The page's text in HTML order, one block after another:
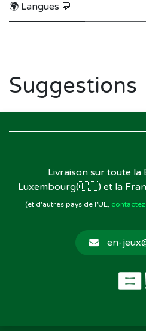
🌍 Langues 💬
Suggestions
Livraison sur toute
Luxembourg(🇱🇺) et la
(et d'autres pays de l'UE,
en-